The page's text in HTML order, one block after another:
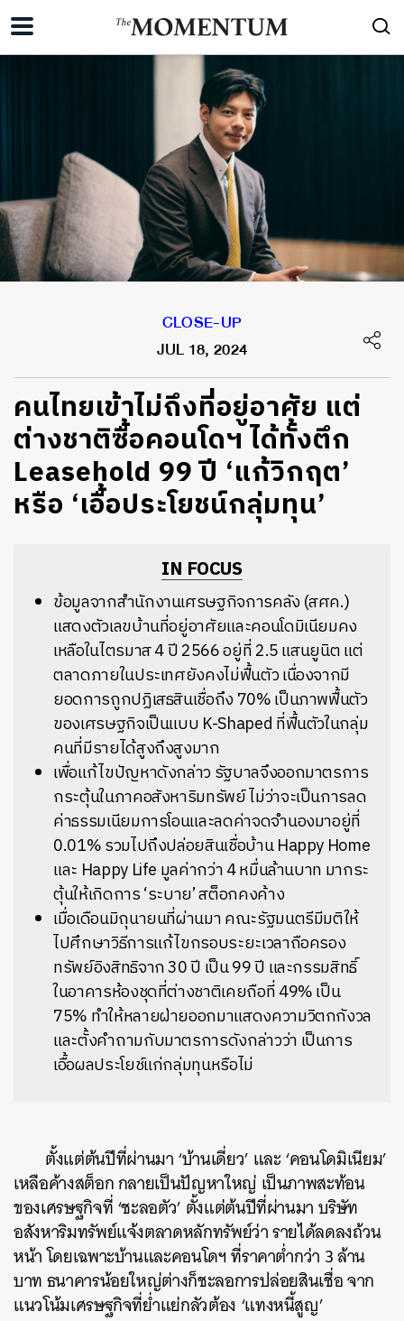
CLOSE-UP
JUL 18, 2024
คนไทยเข้าไม่ถึงที่อยู่อาศัย แต่
ต่างชาติซื้อคอนโดฯ ได้ทั้งตึก
Leasehold 99 ปี ‘แก้วิกฤต’
หรือ ‘เอื้อประโยชน์กลุ่มทุน’
IN FOCUS
ข้อมูลจากสำนักงานเศรษฐกิจการคลัง (สศค.)
แสดงตัวเลขบ้านที่อยู่อาศัยและคอนโดมิเนียมคง
เหลือในไตรมาส 4 ปี 2566 อยู่ที่ 2.5 แสนยูนิต แต่
ตลาดภายในประเทศยังคงไม่ฟื้นตัว เนื่องจากมี
ยอดการถูกปฏิเสธสินเชื่อถึง 70% เป็นภาพฟื้นตัว
ของเศรษฐกิจเป็นแบบ K-Shaped ที่ฟื้นตัวในกลุ่ม
คนที่มีรายได้สูงถึงสูงมาก
เพื่อแก้ไขปัญหาดังกล่าว รัฐบาลจึงออกมาตรการ
กระตุ้นในภาคอสังหาริมทรัพย์ ไม่ว่าจะเป็นการลด
ค่าธรรมเนียมการโอนและลดค่าจดจำนองมาอยู่ที่
0.01% รวมไปถึงปล่อยสินเชื่อบ้าน Happy Home
และ Happy Life มูลค่ากว่า 4 หมื่นล้านบาท มากระ
ตุ้นให้เกิดการ ‘ระบาย’ สต็อกคงค้าง
เมื่อเดือนมิถุนายนที่ผ่านมา คณะรัฐมนตรีมีมติให้
ไปศึกษาวิธีการแก้ไขกรอบระยะเวลาถือครอง
ทรัพย์อิงสิทธิจาก 30 ปี เป็น 99 ปี และกรรมสิทธิ์
ในอาคารห้องชุดที่ต่างชาติเคยถือที่ 49% เป็น
75% ทำให้หลายฝ่ายออกมาแสดงความวิตกกังวล
และตั้งคำถามกับมาตรการดังกล่าวว่า เป็นการ
เอื้อผลประโยช์แก่กลุ่มทุนหรือไม่
ตั้งแต่ต้นปีที่ผ่านมา ‘บ้านเดี่ยว’ และ ‘คอนโดมิเนียม’
เหลือค้างสต็อก กลายเป็นปัญหาใหญ่ เป็นภาพสะท้อน
ของเศรษฐกิจที่ ‘ชะลอตัว’ ตั้งแต่ต้นปีที่ผ่านมา บริษัท
อสังหาริมทรัพย์แจ้งตลาดหลักทรัพย์ว่า รายได้ลดลงถ้วน
หน้า โดยเฉพาะบ้านและคอนโดฯ ที่ราคาต่ำกว่า 3 ล้าน
บาท ธนาคารน้อยใหญ่ต่างก็ชะลอการปล่อยสินเชื่อ จาก
แนวโน้มเศรษฐกิจที่ย่ำแย่กลัวต้อง ‘แทงหนี้สูญ’